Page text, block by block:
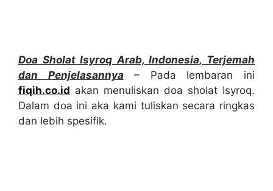
Doa Sholat Isyroq Arab, Indonesia, Terjemah
dan Penjelasannya– Pada lembaran ini
fiqih.co.id akan menuliskan doa sholat Isyroq.
Dalam doa ini aka kami tuliskan secara ringkas
dan lebih spesifik.